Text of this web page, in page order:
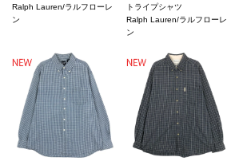
Ralph Lauren/ラルフローレ
ン
トライプシャツ
Ralph Lauren/ラルフローレ
ン